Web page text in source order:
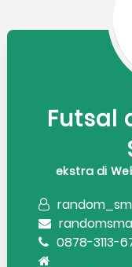
Futsal
ekstra di
0878-3113-